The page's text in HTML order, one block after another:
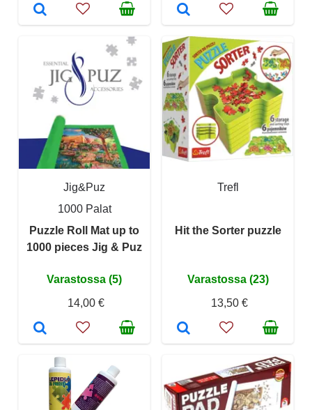
Jig&Puz
1000 Palat
Puzzle Roll Mat up to
1000 pieces Jig & Puz
Varastossa (5)
14,00 €
Trefl
Hit the Sorter puzzle
Varastossa (23)
13,50 €